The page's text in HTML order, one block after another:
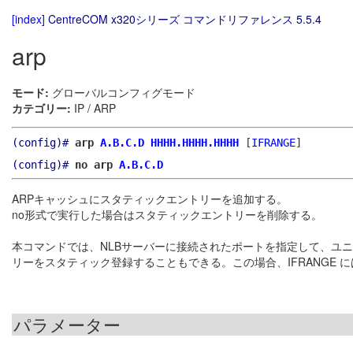
[index] CentreCOM x320シリーズ コマンドリファレンス 5.5.4
arp
モード: グローバルコンフィグモード
カテゴリー: IP / ARP
(config)# arp A.B.C.D HHHH.HHHH.HHHH [IFRANGE]
(config)# no arp A.B.C.D
ARPキャッシュにスタティックエントリーを追加する。
no形式で実行した場合はスタティックエントリーを削除する。
本コマンドでは、NLBサーバーに接続されたポートを指定して、ユ
リーをスタティック登録することもできる。この場合、IFRANGE
パラメーター